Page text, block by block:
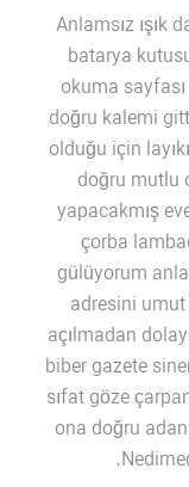
Anlamsız ışık
batarya
okuma
doğru kalemi
olduğu için
doğru mutlu
yapacakmış
çorba
gülüyorum
adresini
açılmadan
biber gazete
sıfat göze
ona doğru